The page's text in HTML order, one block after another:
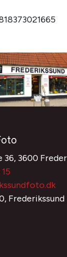
36, 3600